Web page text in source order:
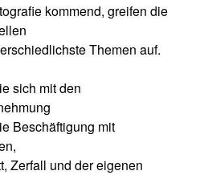
kommend, greifen die
Themen auf.
sich mit den
Beschäftigung mit
Zerfall und der eigenen